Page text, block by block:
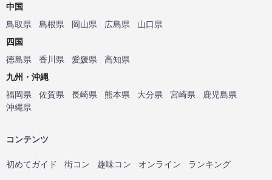
中国
鳥取県
島根県 岡山県 広島県
山口県
四国
徳島県
香川県 愛媛県
高知県
九州・沖縄
福岡県
佐賀県 長崎県 熊本県 大分県 宮崎県
鹿児島県
沖縄県
コンテンツ
初めてガイド 街コン 趣味コン オンライン ランキング